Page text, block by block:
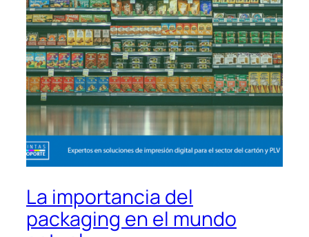
La importancia del
packaging en el mundo